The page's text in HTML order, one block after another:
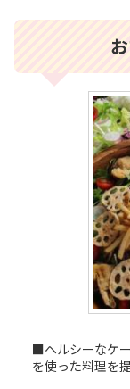
■ヘルシーなケ
を使った料理を